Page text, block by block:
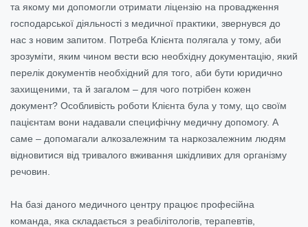
та якому ми допомогли отримати ліцензію на провадження
господарської діяльності з медичної практики, звернувся до
нас з новим запитом. Потреба Клієнта полягала у тому, аби
зрозуміти, яким чином вести всю необхідну документацію, який
перелік документів необхідний для того, аби бути юридично
захищеними, та й загалом – для чого потрібен кожен
документ? Особливість роботи Клієнта була у тому, що своїм
пацієнтам вони надавали специфічну медичну допомогу. А
саме – допомагали алкозалежним та наркозалежним людям
відновитися від тривалого вживання шкідливих для організму
речовин.
На базі даного медичного центру працює професійна
команда, яка складається з реабілітологів, терапевтів,